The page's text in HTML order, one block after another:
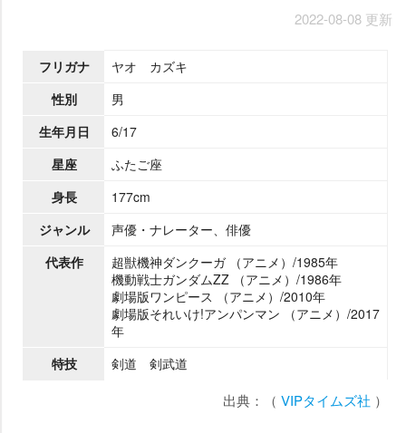
2022-08-08 更新
フリガナ
ヤオ カズキ
性別
男
生年月日
6/17
星座
ふたご座
身長
177cm
ジャンル
声優・ナレーター、俳優
代表作
超獣機神ダンクーガ （アニメ）/1985年
機動戦士ガンダムZZ （アニメ）/1986年
劇場版ワンピース （アニメ）/2010年
劇場版それいけ!アンパンマン （アニメ）/2017
年
特技
剣道 剣武道
出典：（ VIPタイムズ社 ）